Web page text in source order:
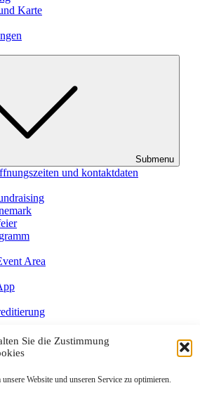
Sie die Zustimmung
Website und unseren Service zu optimieren.
Karte
Submenu
und kontaktdaten
Area